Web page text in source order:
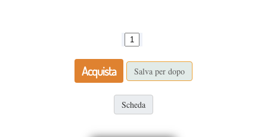
Acquista Salva per dopo
Scheda